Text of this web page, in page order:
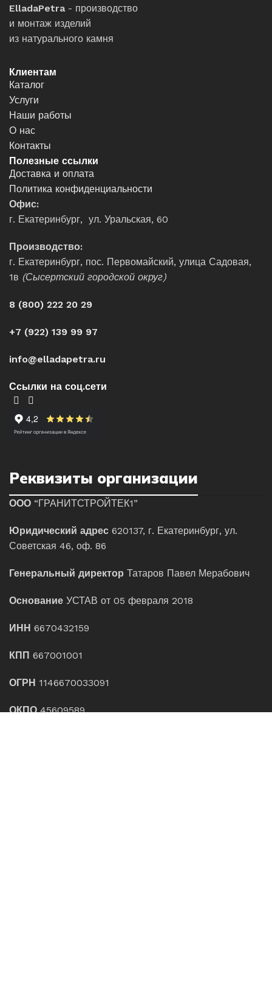
ElladaPetra- производство
и монтаж изделий
из натурального камня
Клиентам
Каталог
Услуги
Наши работы
О нас
Контакты
Полезные ссылки
Доставка и оплата
Политика конфиденциальности
Офис:
г. Екатеринбург, ул. Уральская, 60
Производство:
г. Екатеринбург, пос. Первомайский, улица Садовая,
1в (Сысертский городской округ)
8 (800) 222 20 29
+7 (922) 139 99 97
info@elladapetra.ru
Ссылки на соц.сети
Реквизиты организации
ООО “ГРАНИТСТРОЙТЕК1”
Юридический адрес 620137, г. Екатеринбург, ул.
Советская 46, оф. 86
Генеральный директор Татаров Павел Мерабович
Основание УСТАВ от 05 февраля 2018
ИНН 6670432159
КПП 667001001
ОГРН 1146670033091
ОКПО45609589